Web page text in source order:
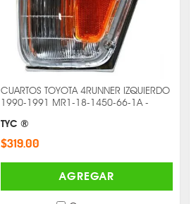
CUARTOS TOYOTA 4RUNNER IZQUIERDO
1990-1991 MR1-18-1450-66-1A -
TYC ®
$319.00
AGREGAR